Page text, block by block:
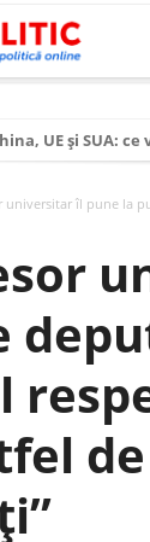
UE și SUA:
economic
obosit și
României în
România – ROExit
minții
dezvoltă un
universitar îl pune la